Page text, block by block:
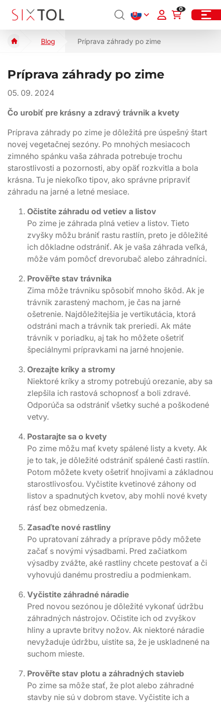
0
Blog Príprava záhrady po zime
Príprava záhrady po zime
05. 09. 2024
Čo urobiť pre krásny a zdravý trávnik a kvety
Príprava záhrady po zime je dôležitá pre úspešný štart
novej vegetačnej sezóny. Po mnohých mesiacoch
zimného spánku vaša záhrada potrebuje trochu
starostlivosti a pozornosti, aby opäť rozkvitla a bola
krásna. Tu je niekoľko tipov, ako správne pripraviť
záhradu na jarné a letné mesiace.
Očistite záhradu od vetiev a listov
Po zime je záhrada plná vetiev a listov. Tieto
zvyšky môžu brániť rastu rastlín, preto je dôležité
ich dôkladne odstrániť. Ak je vaša záhrada veľká,
môže vám pomôcť drevorubač alebo záhradníci.
Prověřte stav trávnika
Zima môže trávniku spôsobiť mnoho škôd. Ak je
trávnik zarastený machom, je čas na jarné
ošetrenie. Najdôležitejšia je vertikutácia, ktorá
odstráni mach a trávnik tak preriedi. Ak máte
trávnik v poriadku, aj tak ho môžete ošetriť
špeciálnymi prípravkami na jarné hnojenie.
Orezajte kríky a stromy
Niektoré kríky a stromy potrebujú orezanie, aby sa
zlepšila ich rastová schopnosť a boli zdravé.
Odporúča sa odstrániť všetky suché a poškodené
vetvy.
Postarajte sa o kvety
Po zime môžu mať kvety spálené listy a kvety. Ak
je to tak, je dôležité odstrániť spálené časti rastlín.
Potom môžete kvety ošetriť hnojivami a základnou
starostlivosťou. Vyčistite kvetinové záhony od
listov a spadnutých kvetov, aby mohli nové kvety
rásť bez obmedzenia.
Zasaďte nové rastliny
Po upratovaní záhrady a príprave pôdy môžete
začať s novými výsadbami. Pred začiatkom
výsadby zvážte, aké rastliny chcete pestovať a či
vyhovujú danému prostrediu a podmienkam.
Vyčistite záhradné náradie
Pred novou sezónou je dôležité vykonať údržbu
záhradných nástrojov. Očistite ich od zvyškov
hliny a upravte britvy nožov. Ak niektoré náradie
nevyžaduje údržbu, uistite sa, že je uskladnené na
suchom mieste.
Prověřte stav plotu a záhradných stavieb
Po zime sa môže stať, že plot alebo záhradné
stavby nie sú v dobrom stave. Vyčistite ich a